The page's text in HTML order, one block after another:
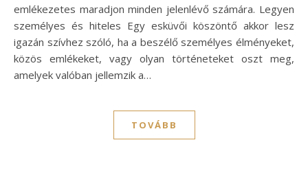
emlékezetes maradjon minden jelenlévő számára. Legyen
személyes és hiteles Egy esküvői köszöntő akkor lesz
igazán szívhez szóló, ha a beszélő személyes élményeket,
közös emlékeket, vagy olyan történeteket oszt meg,
amelyek valóban jellemzik a…
TOVÁBB